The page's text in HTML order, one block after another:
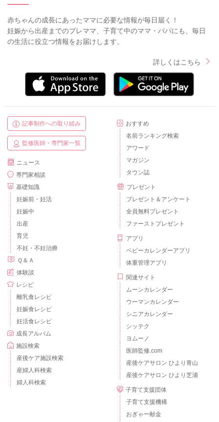
赤ちゃんの成長にあったママに必要な情報が毎日届く！
妊娠から出産までのプレママ、子育て中のママ・パパにも、毎日
の生活に役立つ情報をお届けします。
詳しくはこちら
記事制作への取り組み
監修医師・専門家一覧
ニュース
専門家相談
基礎知識
妊娠前・妊活
妊娠中
出産
育児
不妊・不妊治療
Ｑ＆Ａ
体験談
レシピ
離乳食レシピ
妊娠食レシピ
妊活食レシピ
成長アルバム
施設検索
産後ケア施設検索
産婦人科検索
婦人科検索
おすすめ
名前ランキング検索
アワード
マガジン
タウン誌
プレゼント
プレゼント＆アンケート
全員無料プレゼント
ファーストプレゼント
アプリ
ベビーカレンダーアプリ
体重管理アプリ
関連サイト
ムーンカレンダー
ウーマンカレンダー
シニアカレンダー
シッテク
ヨムーノ
医師監修.com
産後ケアサロン ひより青山
産後ケアサロン ひより芝浦
子育て支援団体
子育て支援機構
おぎゃー献金